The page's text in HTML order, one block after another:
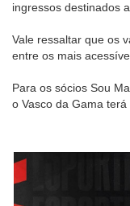
ingressos destinados
Vale ressaltar que os
entre os mais
Para os sócios Sou
o Vasco da Gama